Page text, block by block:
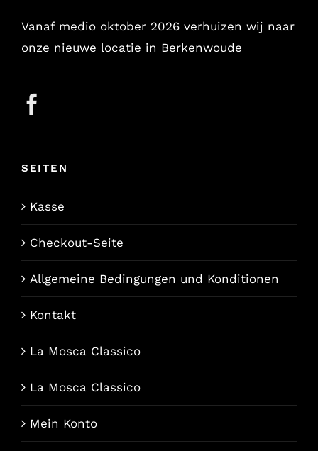
Vanaf medio oktober 2026 verhuizen wij naar
onze nieuwe locatie in Berkenwoude
SEITEN
Kasse
Checkout-Seite
Allgemeine Bedingungen und Konditionen
Kontakt
La Mosca Classico
La Mosca Classico
Mein Konto